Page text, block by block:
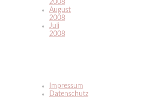
2008
August
2008
Juli
2008
Impressum
Datenschutz